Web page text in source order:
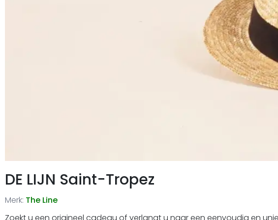
DE LIJN Saint-Tropez
Merk: The Line
Zoekt u een origineel cadeau of verlangt u naar een eenvoudig en